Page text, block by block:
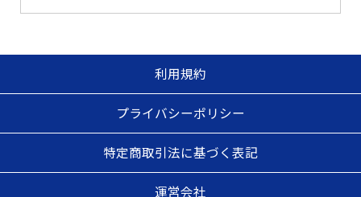
利用規約
プライバシーポリシー
特定商取引法に基づく表記
運営会社